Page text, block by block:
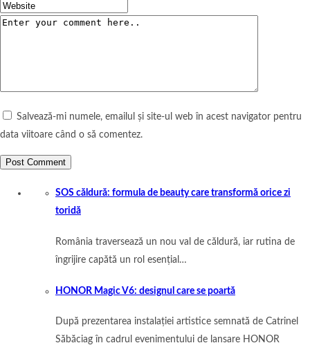
Salvează-mi numele, emailul și site-ul web în acest navigator pentru
data viitoare când o să comentez.
SOS căldură: formula de beauty care transformă orice zi
toridă
România traversează un nou val de căldură, iar rutina de
îngrijire capătă un rol esențial…
HONOR Magic V6: designul care se poartă
După prezentarea instalației artistice semnată de Catrinel
Săbăciag în cadrul evenimentului de lansare HONOR